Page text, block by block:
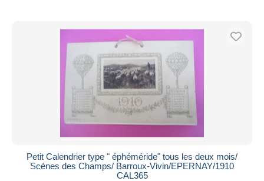
Petit Calendrier type " éphéméride" tous les deux mois/
Scénes des Champs/ Barroux-Vivin/EPERNAY/1910
CAL365